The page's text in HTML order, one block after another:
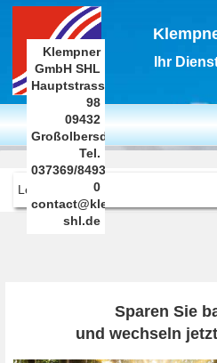
Ihr
Klempner
GmbH SHL
Hauptstrasse
98
09432
Großolbersdorf
Tel.
037369/8493-
0
contact@klempner-
shl.de
Leere Seite
Sparen Sie
und wechseln